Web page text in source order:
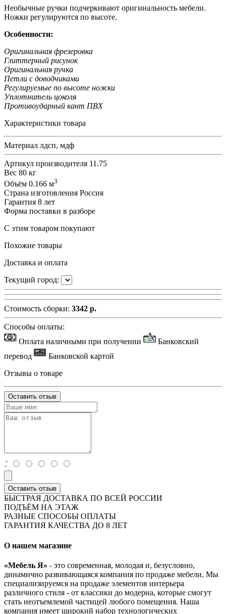
Необычные ручки подчеркивают оригинальность мебели.
Ножки регулируются по высоте.
Особенности:
Оригинальная фрезеровка
Глиттерный рисунок
Оригинальная ручка
Петли с доводчиками
Регулируемые по высоте ножки
Уплотнитель цоколя
Противоударный кант ПВХ
Характеристики товара
Материал лдсп, мдф
Артикул производителя 11.75
Вес 80 кг
Объём 0.166 м3
Страна изготовления Россия
Гарантия 8 лет
Форма поставки в разборе
С этим товаром покупают
Похожие товары
Доставка и оплата
Текущий город:
Стоимость сборки: 3342 р.
Способы оплаты:
Оплата наличными при получении
Банковский
перевод
Банковской картой
Отзывы о товаре
Оставить отзыв
:
Оставить отзыв
БЫСТРАЯ ДОСТАВКА ПО ВСЕЙ РОССИИ
ПОДЪЁМ НА ЭТАЖ
РАЗНЫЕ СПОСОБЫ ОПЛАТЫ
ГАРАНТИЯ КАЧЕСТВА ДО 8 ЛЕТ
О нашем магазине
«Мебель Я» - это современная, молодая и, безусловно,
динамично развивающаяся компания по продаже мебели. Мы
специализируемся на продаже элементов интерьера
различного стиля - от классики до модерна, которые смогут
стать неотъемлемой частицей любого помещения. Наша
компания имеет широкий набор технологических